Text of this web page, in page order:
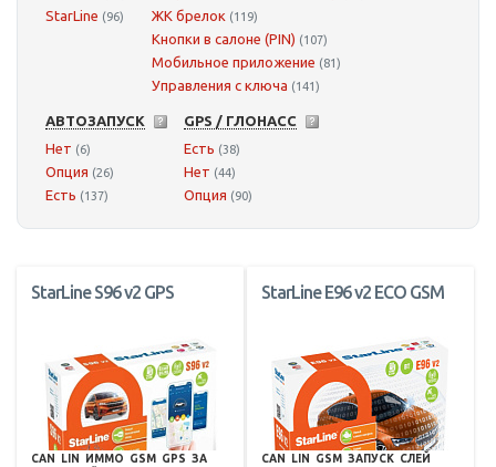
StarLine (96) ЖК брелок (119)
Кнопки в салоне (PIN) (107)
Мобильное приложение (81)
Управления с ключа (141)
АВТОЗАПУСК
Нет (6)
Опция (26)
Есть (137)
GPS / ГЛОНАСС
Есть (38)
Нет (44)
Опция (90)
StarLine S96 v2 GPS
CAN LIN ИММО GSM GPS ЗА
StarLine E96 v2 ECO GSM
CAN LIN GSM ЗАПУСК СЛЕЙ